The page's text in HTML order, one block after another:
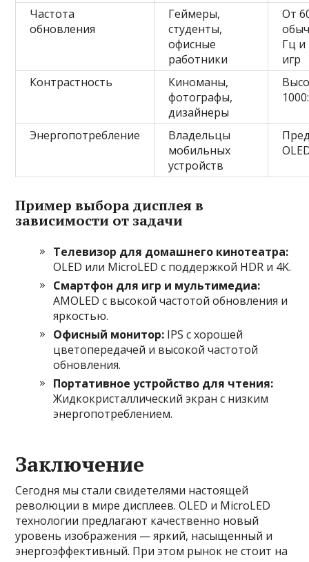
Частота
обновления
Геймеры,
студенты,
офисные
работники
От
Гц
игр
Контрастность
Киноманы,
фотографы,
дизайнеры
Энергопотребление
Владельцы
мобильных
устройств
Пример выбора дисплея в
зависимости от задачи
Телевизор для домашнего кинотеатра:
OLED или MicroLED с поддержкой HDR и 4K.
Смартфон для игр и мультимедиа:
AMOLED с высокой частотой обновления и
яркостью.
Офисный монитор: IPS с хорошей
цветопередачей и высокой частотой
обновления.
Портативное устройство для чтения:
Жидкокристаллический экран с низким
энергопотреблением.
Заключение
Сегодня мы стали свидетелями настоящей
революции в мире дисплеев. OLED и MicroLED
технологии предлагают качественно новый
уровень изображения — яркий, насыщенный и
энергоэффективный. При этом рынок не стоит на